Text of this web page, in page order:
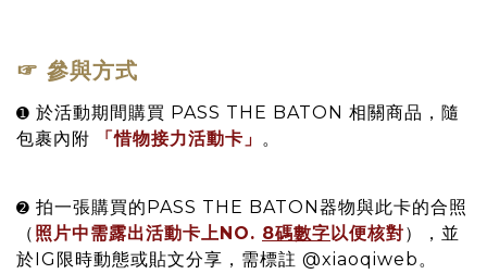
☞ 參與方式
➊ 於活動期間購買 PASS THE BATON 相關商品，隨
包裹內附
「惜物接力活動卡」 。
➋ 拍一張購買的PASS THE BATON器物與此卡的合照
（ 照片中需露出活動卡上NO. 8碼數字 以便核對），並
於IG限時動態或貼文分享，需標註 @xiaoqiweb。